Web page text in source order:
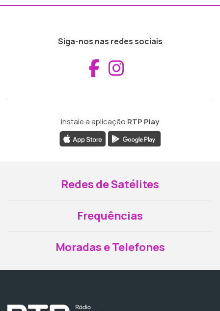
Siga-nos nas redes sociais
Aceder ao
Instale a aplicação RTP Play
Redes de Satélites
Frequências
Moradas e Telefones